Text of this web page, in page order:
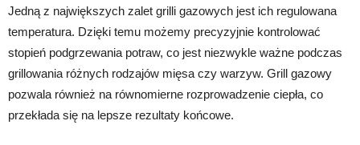
Jedną z największych zalet grilli gazowych jest ich regulowana
temperatura. Dzięki temu możemy precyzyjnie kontrolować
stopień podgrzewania potraw, co jest niezwykle ważne podczas
grillowania różnych rodzajów mięsa czy warzyw. Grill gazowy
pozwala również na równomierne rozprowadzenie ciepła, co
przekłada się na lepsze rezultaty końcowe.